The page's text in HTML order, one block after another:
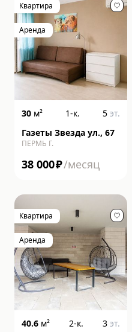
Квартира
Аренда
30 м² 1-к. 5 эт.
Газеты Звезда ул., 67
ПЕРМЬ Г.
38 000₽/месяц
Квартира
Аренда
40.6 м² 2-к. 3 эт.